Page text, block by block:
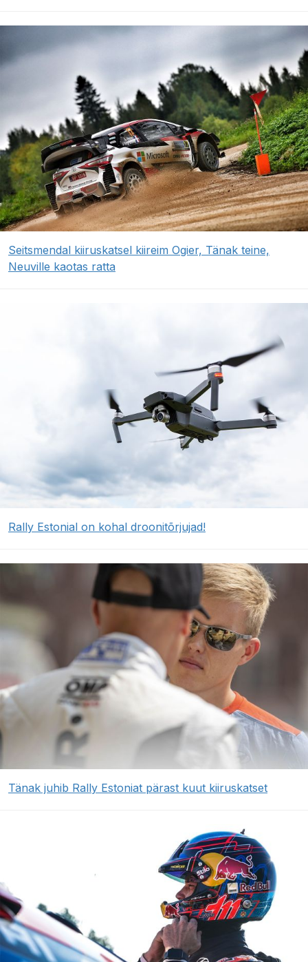
Seitsmendal kiiruskatsel kiireim Ogier, Tänak teine,
Neuville kaotas ratta
Rally Estonial on kohal droonitõrjujad!
Tänak juhib Rally Estoniat pärast kuut kiiruskatset